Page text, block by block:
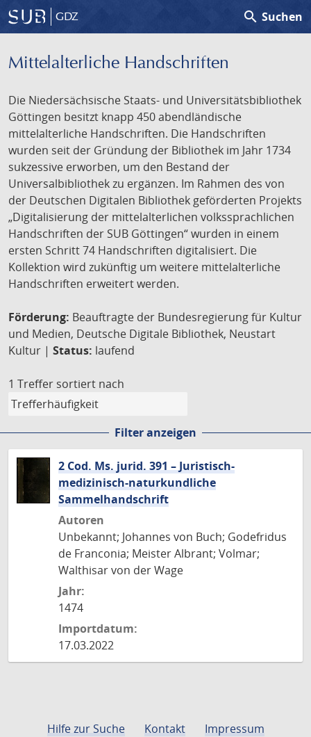
GDZ search Suchen
Mittelalterliche Handschriften
Die Niedersächsische Staats- und Universitätsbibliothek
Göttingen besitzt knapp 450 abendländische
mittelalterliche Handschriften. Die Handschriften
wurden seit der Gründung der Bibliothek im Jahr 1734
sukzessive erworben, um den Bestand der
Universalbibliothek zu ergänzen. Im Rahmen des von
der Deutschen Digitalen Bibliothek geförderten Projekts
„Digitalisierung der mittelalterlichen volkssprachlichen
Handschriften der SUB Göttingen“ wurden in einem
ersten Schritt 74 Handschriften digitalisiert. Die
Kollektion wird zukünftig um weitere mittelalterliche
Handschriften erweitert werden.
Förderung: Beauftragte der Bundesregierung für Kultur
und Medien, Deutsche Digitale Bibliothek, Neustart
Kultur | Status: laufend
1 Treffer sortiert nach
Filter anzeigen
2 Cod. Ms. jurid. 391 – Juristisch-
medizinisch-naturkundliche
Sammelhandschrift
Autoren
Unbekannt; Johannes von Buch; Godefridus
de Franconia; Meister Albrant; Volmar;
Walthisar von der Wage
Jahr:
1474
Importdatum:
17.03.2022
Hilfe zur Suche Kontakt
Impressum